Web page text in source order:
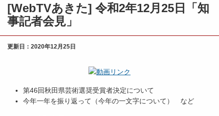
[WebTVあきた] 令和2年12月25日「知
事記者会見」
更新日： 2020年12月25日
第46回秋田県芸術選奨受賞者決定について
今年一年を振り返って（今年の一文字について） など